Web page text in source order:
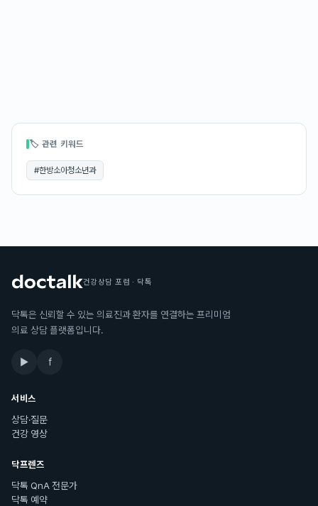
🏷 관련 키워드
#한방소아청소년과
건강상담 포럼 · 닥톡
닥톡은 신뢰할 수 있는 의료진과 환자를 연결하는 프리미엄
의료 상담 플랫폼입니다.
▶ f
서비스
상담·질문
건강 영상
닥프렌즈
닥톡 QnA 전문가
닥톡 예약